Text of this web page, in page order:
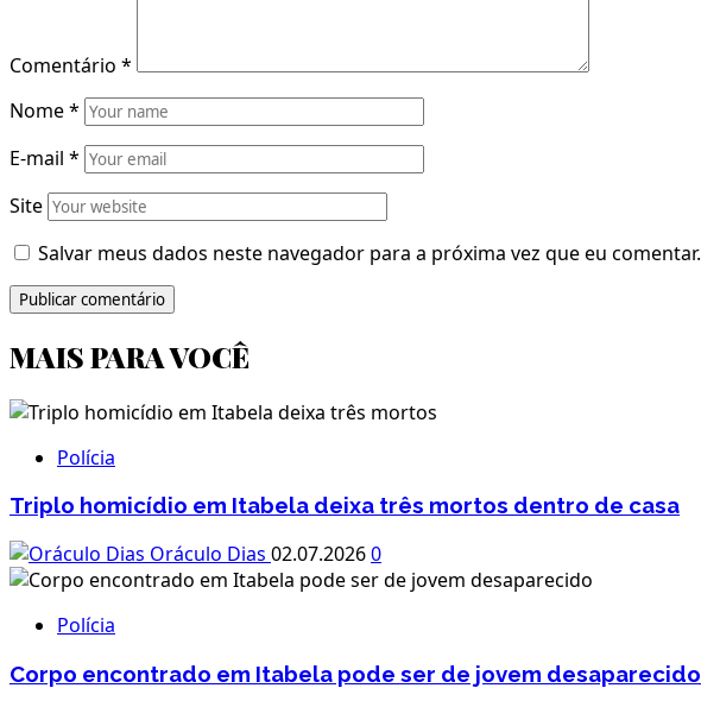
Comentário *
Nome*
E-mail *
Site
Salvar meus dados neste navegador para a próxima vez que eu comentar.
MAIS PARA VOCÊ
Polícia
Triplo homicídio em Itabela deixa três mortos dentro de casa
Oráculo Dias 02.07.20260
Polícia
Corpo encontrado em Itabela pode ser de jovem desaparecido